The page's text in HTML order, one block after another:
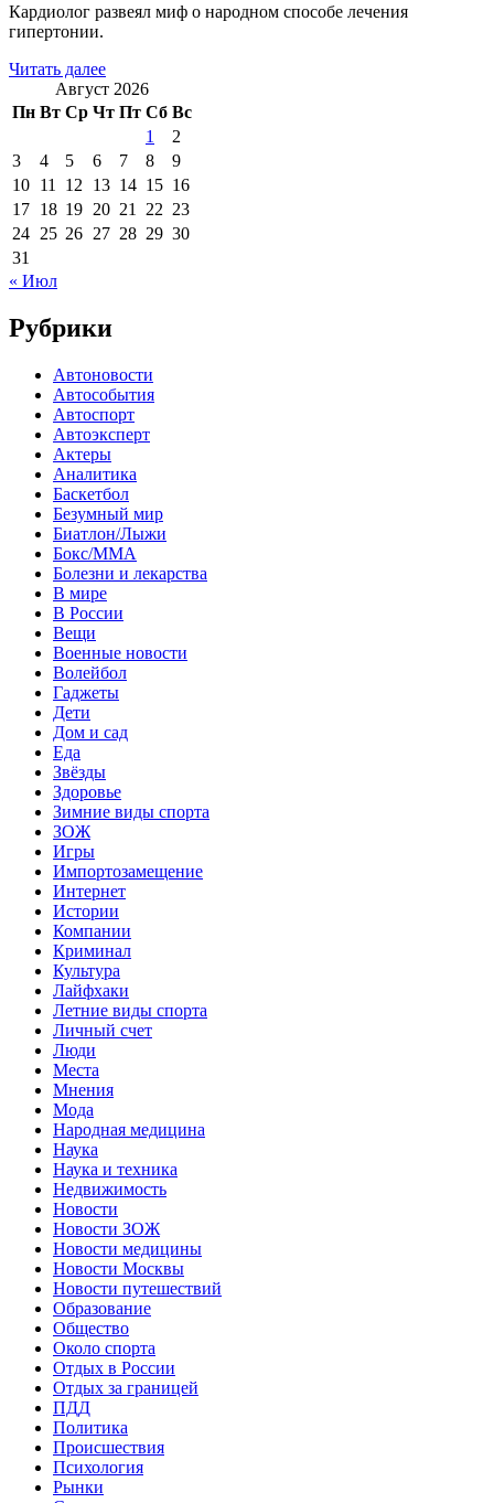
Кардиолог развеял миф о народном способе лечения
гипертонии.
Читать далее
Август 2026
Пн Вт Ср Чт Пт Сб Вс
1
2
3
4 5 6 7 8
9
10 11 12 13 14 15 16
17 18 19 20 21 22 23
24 25 26 27 28 29 30
31
« Июл
Рубрики
Автоновости
Автособытия
Автоспорт
Автоэксперт
Актеры
Аналитика
Баскетбол
Безумный мир
Биатлон/Лыжи
Бокс/MMA
Болезни и лекарства
В мире
В России
Вещи
Военные новости
Волейбол
Гаджеты
Дети
Дом и сад
Еда
Звёзды
Здоровье
Зимние виды спорта
ЗОЖ
Игры
Импортозамещение
Интернет
Истории
Компании
Криминал
Культура
Лайфхаки
Летние виды спорта
Личный счет
Люди
Места
Мнения
Мода
Народная медицина
Наука
Наука и техника
Недвижимость
Новости
Новости ЗОЖ
Новости медицины
Новости Москвы
Новости путешествий
Образование
Общество
Около спорта
Отдых в России
Отдых за границей
ПДД
Политика
Происшествия
Психология
Рынки